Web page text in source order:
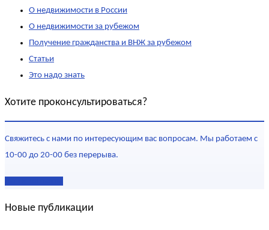
О недвижимости в России
О недвижимости за рубежом
Получение гражданства и ВНЖ за рубежом
Статьи
Это надо знать
Хотите проконсультироваться?
Свяжитесь с нами по интересующим вас вопросам. Мы работаем с
10-00 до 20-00 без перерыва.
Новые публикации